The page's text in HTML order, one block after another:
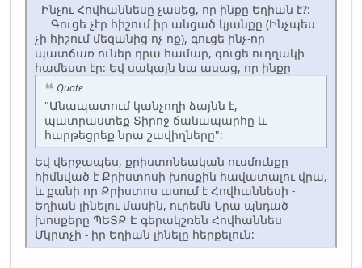
Ինչու Հովհաննեսը չասեց, որ ինքը Եղիան է?:
Գուցե չէր հիշում իր անցած կյանքը (Ինչպես
չի հիշում մեզանից ոչ ոք), գուցե ինչ-որ
պատճառ ուներ դրա համար, գուցե ուղղակի
համեստ էր: Եվ սակայն նա ասաց, որ ինքը
Quote
"Անապատում կանչողի ձայնն է,
պատրաստեք Տիրոջ ճանապարհը և
հարթեցրեք նրա շավիղները":
Եվ վերջապես, քրիստոնեական ուսմունքը
հիմնված է Քրիստոսի խոսքին հավատալու վրա,
և քանի որ Քրիստոս ասում է Հովհաննեսի -
Եղիան լինելու մասին, ուրեմն Նրա պնդած
խոսքերը ՊԵՏՔ Է գերակշռեն Հովհաննես
Մկրտչի - իր Եղիան լինելը հերքելուն: